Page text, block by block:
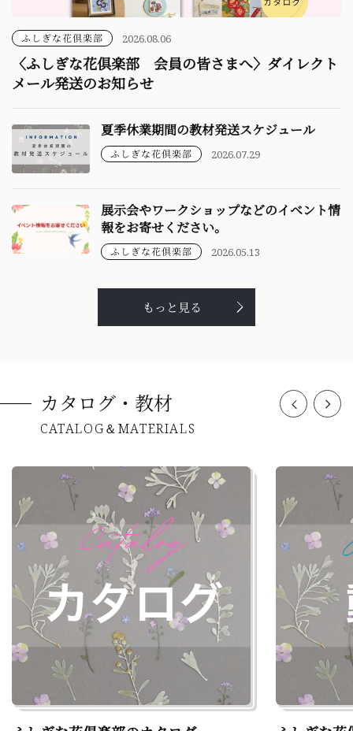
2026.08.06
〈ふしぎな花倶楽部 会員の皆さまへ〉ダイレクト
メール発送のお知らせ
ふしぎな花倶楽部
2026.07.29
夏季休業期間の教材発送スケジュール
ふしぎな花倶楽部
2026.05.13
展示会やワークショップなどのイベント情
報をお寄せください。
ふしぎな花倶楽部
もっと見る
CATALOG＆MATERIALS
カタログ・教材